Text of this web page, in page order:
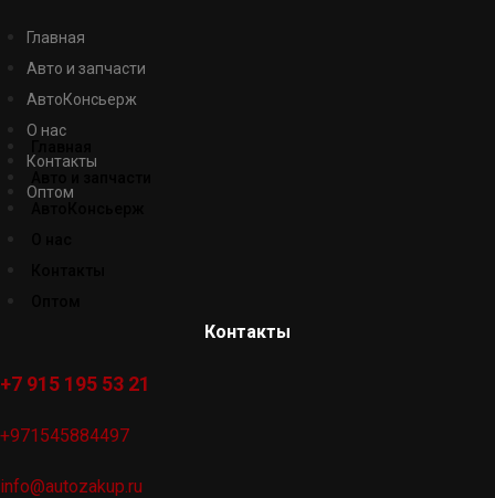
Главная
Авто и запчасти
АвтоКонсьерж
О нас
Контакты
Оптом
Контакты
+7 915 195 53 21
+971545884497
info@autozakup.ru